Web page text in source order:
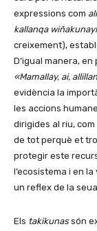
expressions com
kallanqa
creixement),
D’igual manera,
«Mamallay, ai,
evidència la
les accions
dirigides al riu, com
de tot perquè et
protegir este
l’ecosistema i en
un reflex de la
Els takikunas són